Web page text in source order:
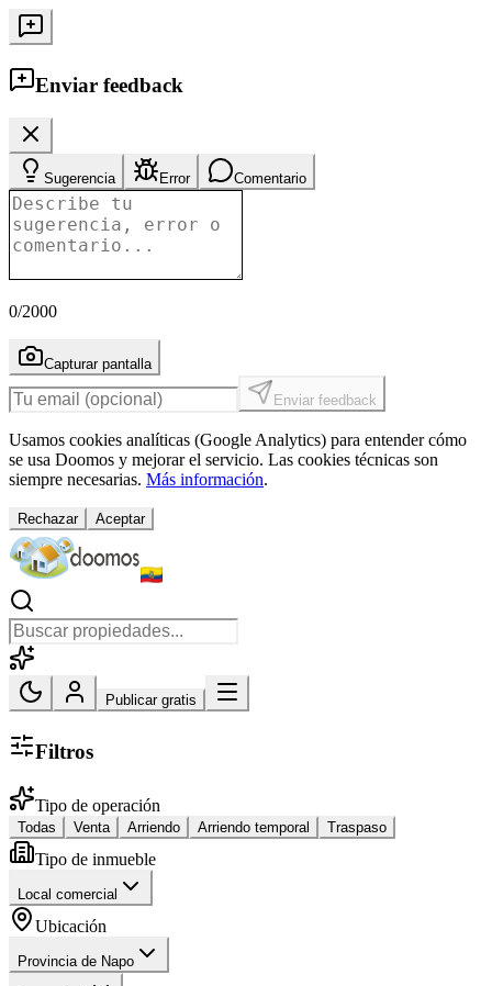
Enviar feedback
Sugerencia Error Comentario
0/2000
Capturar pantalla
Enviar feedback
Usamos cookies analíticas (Google Analytics) para entender cómo
se usa Doomos y mejorar el servicio. Las cookies técnicas son
siempre necesarias. Más información.
Rechazar Aceptar
Publicar gratis
Filtros
Tipo de operación
Todas Venta Arriendo Arriendo temporal Traspaso
Tipo de inmueble
Local comercial
Ubicación
Provincia de Napo